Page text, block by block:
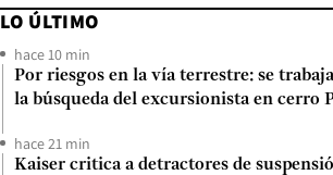
LO ÚLTIMO
hace 10 min
Por riesgos en la vía terrestre: se
la búsqueda del excursionista en cerro
hace 21 min
Kaiser critica a detractores de